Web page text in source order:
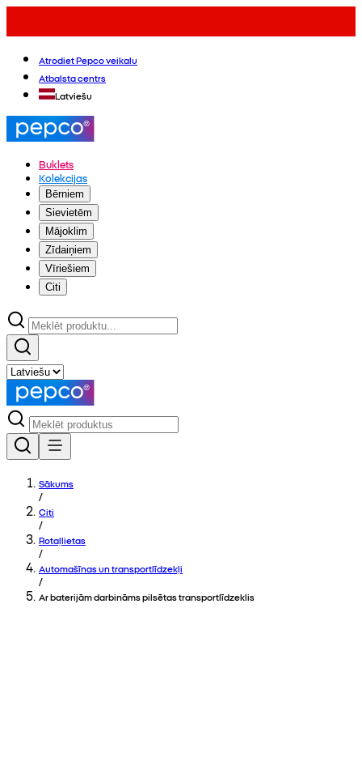
Atrodiet Pepco veikalu
Atbalsta centrs
Latviešu
Buklets
Kolekcijas
Bērniem
Sievietēm
Mājoklim
Zīdaiņiem
Vīriešiem
Citi
Sākums
/
Citi
/
Rotaļlietas
/
Automašīnas un transportlīdzekļi
/
Ar baterijām darbināms pilsētas transportlīdzeklis